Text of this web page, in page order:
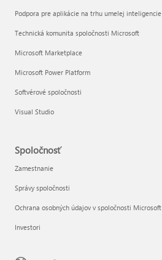
Podpora pre aplikácie na trhu umelej inteligencie
Technická komunita spoločnosti Microsoft
Microsoft Marketplace
Microsoft Power Platform
Softvérové spoločnosti
Visual Studio
Spoločnosť
Zamestnanie
Správy spoločnosti
Ochrana osobných údajov v spoločnosti Microsoft
Investori